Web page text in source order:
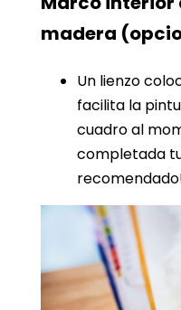
madera
Un lienzo
facilita la
cuadro al
completada